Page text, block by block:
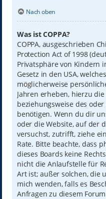
Nach oben
Was ist COPPA?
COPPA, ausgeschrieben
Protection Act of 1998
Privatsphäre von Kindern
Gesetz in den USA,
möglicherweise
Jahren erheben, hierzu
beziehungsweise des
benötigen. Wenn du dir
oder die Website, auf der
versuchst, zutrifft, ziehe
Rate. Bitte beachte, dass
dieses Boards keine
nicht die Anlaufstelle für
Art ist; außer solchen, die
mich wenden, falls es
Anfragen zu diesem